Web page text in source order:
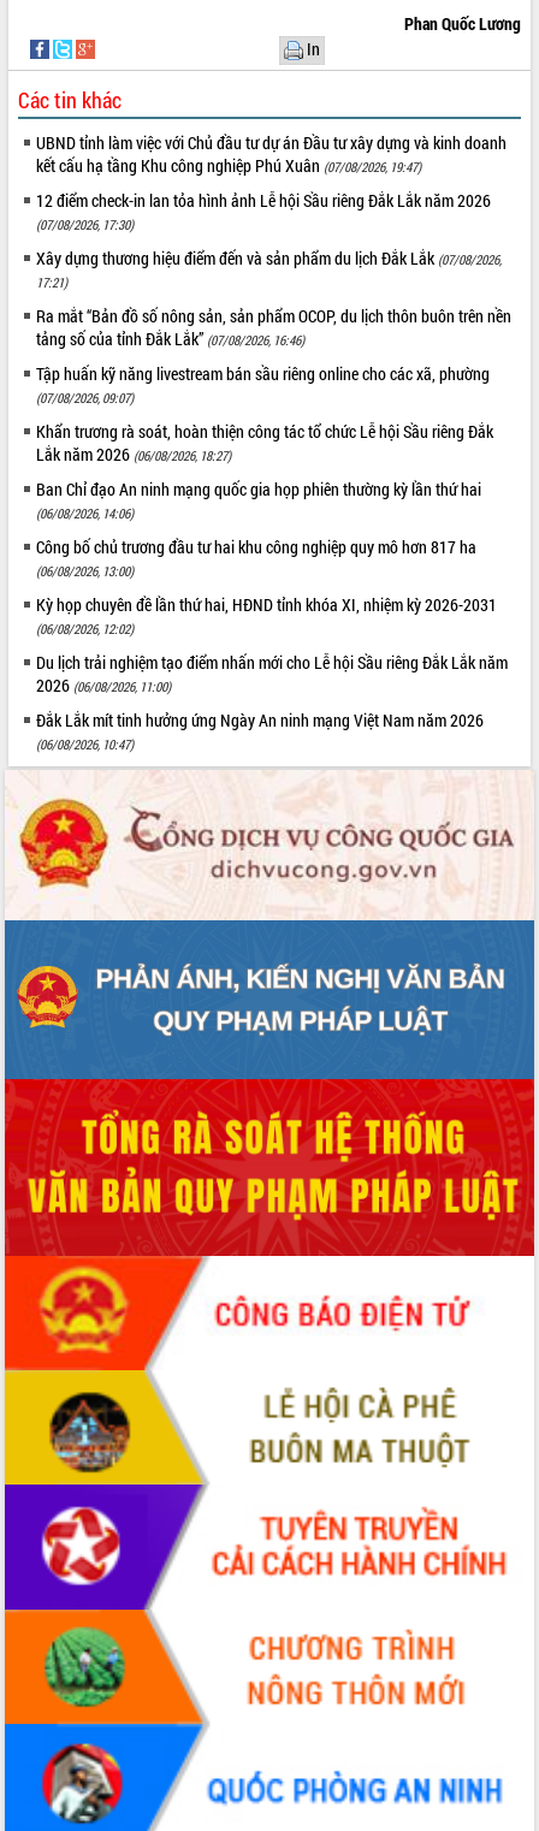
Phan Quốc Lương
In
Các tin khác
UBND tỉnh làm việc với Chủ đầu tư dự án Đầu tư xây dựng và kinh doanh
kết cấu hạ tầng Khu công nghiệp Phú Xuân (07/08/2026, 19:47)
12 điểm check-in lan tỏa hình ảnh Lễ hội Sầu riêng Đắk Lắk năm 2026
(07/08/2026, 17:30)
Xây dựng thương hiệu điểm đến và sản phẩm du lịch Đắk Lắk (07/08/2026,
17:21)
Ra mắt “Bản đồ số nông sản, sản phẩm OCOP, du lịch thôn buôn trên nền
tảng số của tỉnh Đắk Lắk” (07/08/2026, 16:46)
Tập huấn kỹ năng livestream bán sầu riêng online cho các xã, phường
(07/08/2026, 09:07)
Khẩn trương rà soát, hoàn thiện công tác tổ chức Lễ hội Sầu riêng Đắk
Lắk năm 2026 (06/08/2026, 18:27)
Ban Chỉ đạo An ninh mạng quốc gia họp phiên thường kỳ lần thứ hai
(06/08/2026, 14:06)
Công bố chủ trương đầu tư hai khu công nghiệp quy mô hơn 817 ha
(06/08/2026, 13:00)
Kỳ họp chuyên đề lần thứ hai, HĐND tỉnh khóa XI, nhiệm kỳ 2026-2031
(06/08/2026, 12:02)
Du lịch trải nghiệm tạo điểm nhấn mới cho Lễ hội Sầu riêng Đắk Lắk năm
2026 (06/08/2026, 11:00)
Đắk Lắk mít tinh hưởng ứng Ngày An ninh mạng Việt Nam năm 2026
(06/08/2026, 10:47)